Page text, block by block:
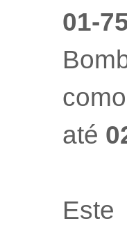
01-
como
até
Este